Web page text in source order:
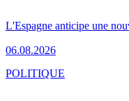
L'Espagne anticipe une
06.08.2026
POLITIQUE